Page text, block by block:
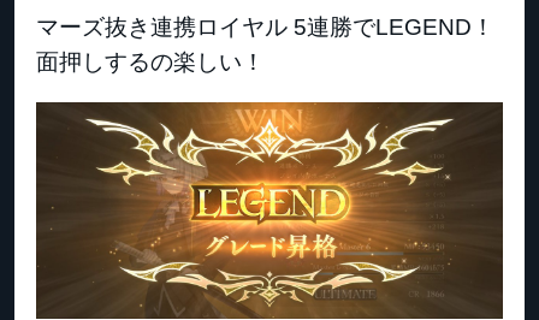
マーズ抜き連携ロイヤル 5連勝でLEGEND！
面押しするの楽しい！